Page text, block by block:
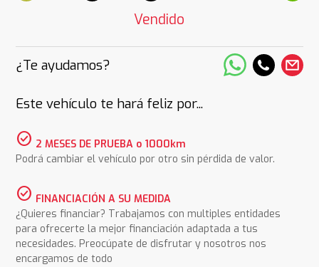
Vendido
¿Te ayudamos?
Este vehículo te hará feliz por...
check_circle 2 MESES DE PRUEBA o 1000km
Podrá cambiar el vehículo por otro sin pérdida de valor.
check_circle FINANCIACIÓN A SU MEDIDA
¿Quieres financiar? Trabajamos con multiples entidades
para ofrecerte la mejor financiación adaptada a tus
necesidades. Preocúpate de disfrutar y nosotros nos
encargamos de todo